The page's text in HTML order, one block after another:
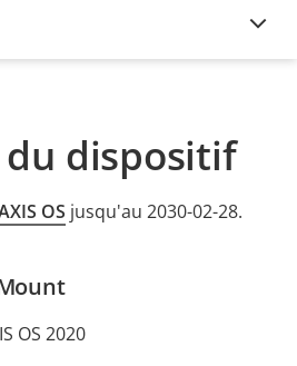
du dispositif
OS jusqu'au 2030-02-28.
OS 2020